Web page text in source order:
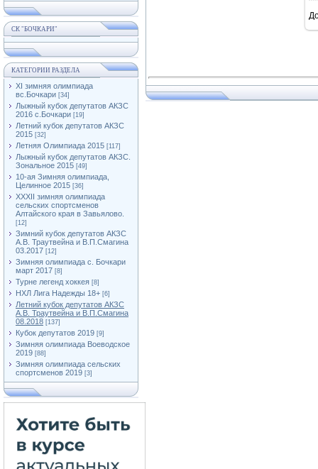
СК "БОЧКАРИ"
КАТЕГОРИИ РАЗДЕЛА
XI зимняя олимпиада
вс.Бочкари [34]
Лыжный кубок депутатов АКЗС
2016 с.Бочкари [19]
Летний кубок депутатов АКЗС
2015 [32]
Летняя Олимпиада 2015 [117]
Лыжный кубок депутатов АКЗС.
Зональное 2015 [49]
10-ая Зимняя олимпиада,
Целинное 2015 [36]
XXXII зимняя олимпиада
сельских спортсменов
Алтайского края в Завьялово.
[12]
Зимний кубок депутатов АКЗС
А.В. Траутвейна и В.П.Смагина
03.2017 [12]
Зимняя олимпиада с. Бочкари
март 2017 [8]
Турне легенд хоккея [8]
НХЛ Лига Надежды 18+ [6]
Летний кубок депутатов АКЗС
А.В. Траутвейна и В.П.Смагина
08.2018 [137]
Кубок депутатов 2019 [9]
Зимняя олимпиада Воеводское
2019 [88]
Зимняя олимпиада сельских
спортсменов 2019 [3]